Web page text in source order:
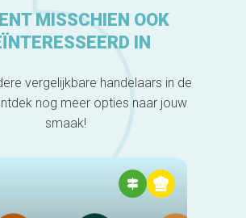
MISSCHIEN OOK
IN
vergelijkbare handelaars in de
nog meer opties naar jouw
smaak!